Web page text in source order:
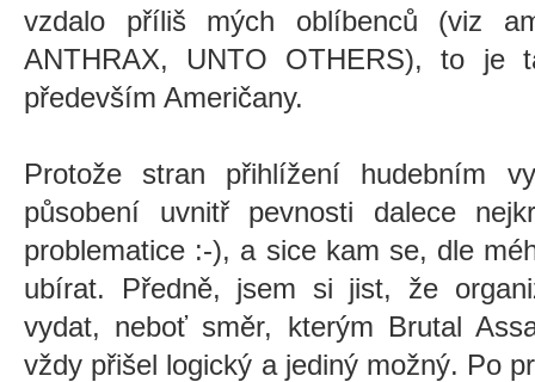
vzdalo příliš mých oblíbenců (viz
ANTHRAX, UNTO OTHERS), to je
především Američany.
Protože stran přihlížení hudebním
působení uvnitř pevnosti dalece
problematice :-), a sice kam se, dle
ubírat. Předně, jsem si jist, že
vydat, neboť směr, kterým Brutal
vždy přišel logický a jediný možný. Po